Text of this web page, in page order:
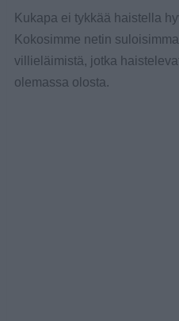
Kukapa ei tykkää haistella
Kokosimme netin
villieläimistä, jotka
olemassa olosta.